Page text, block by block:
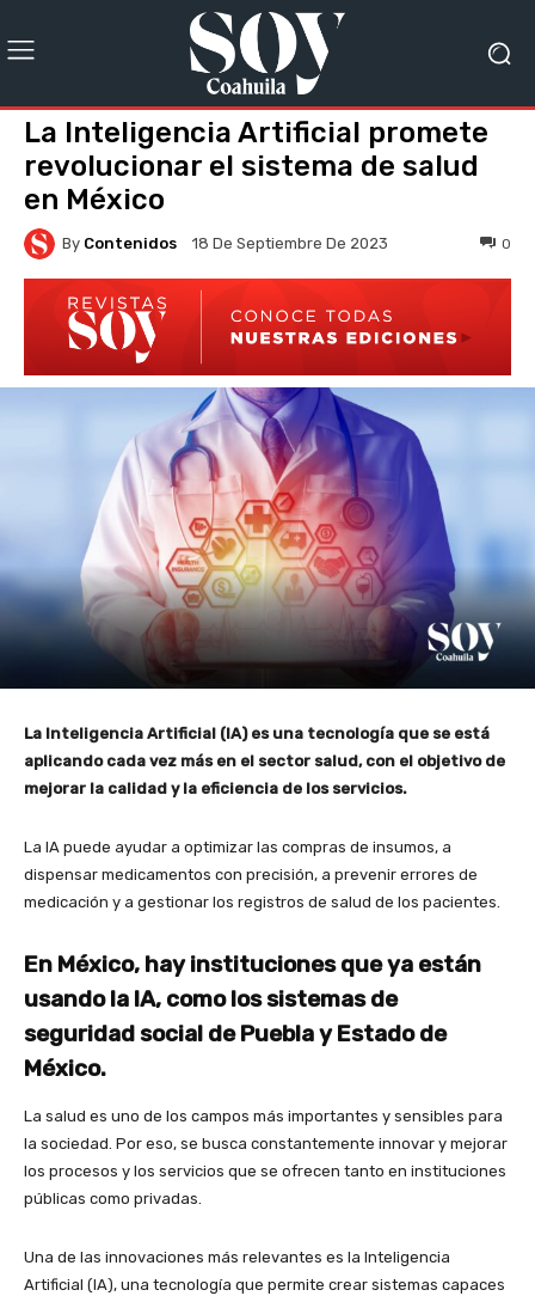
La Inteligencia Artificial promete
revolucionar el sistema de salud
en México
By Contenidos 18 De Septiembre De 2023 0
La Inteligencia Artificial (IA) es una tecnología que se está
aplicando cada vez más en el sector salud, con el objetivo de
mejorar la calidad y la eficiencia de los servicios.
La IA puede ayudar a optimizar las compras de insumos, a
dispensar medicamentos con precisión, a prevenir errores de
medicación y a gestionar los registros de salud de los pacientes.
En México, hay instituciones que ya están
usando la IA, como los sistemas de
seguridad social de Puebla y Estado de
México.
La salud es uno de los campos más importantes y sensibles para
la sociedad. Por eso, se busca constantemente innovar y mejorar
los procesos y los servicios que se ofrecen tanto en instituciones
públicas como privadas.
Una de las innovaciones más relevantes es la Inteligencia
Artificial (IA), una tecnología que permite crear sistemas capaces